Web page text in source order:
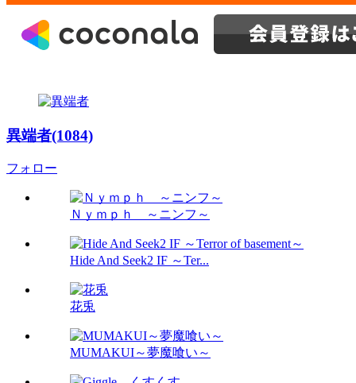
異端者(1084)
フォロー
Ｎｙｍｐｈ ～ニンフ～
Hide And Seek2 IF ～Ter...
花兎
MUMAKUI～夢魔喰い～